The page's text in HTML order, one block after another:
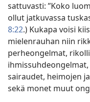
sattuvasti: ”Koko
ollut jatkuvassa
8:22.) Kukapa voisi
mielenrauhan niin
perheongelmat,
sairaudet, heimojen
sekä monet muut